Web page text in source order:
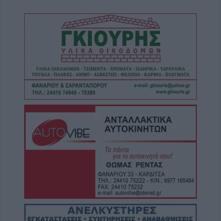
Άνω Λιόσια: Συνελήφθησαν δύο άνδρες για
τον θάνατο 72χρονου που βρέθηκε σε
6 Αυγούστου 2026, 17:50
Την Παρασκευή 7 Αυγούστου η κηδεία του
Αθανάσιου Ταξιάρχη
6 Αυγούστου 2026, 17:46
Πυρκαγιά σε γεωργική έκταση στην Κρήνη
Φαρσάλων – Μεγάλη κινητοποίηση της
Πυροσβεστικής (+Βίντεο)
6 Αυγούστου 2026, 17:36
Δημόσιες Σ.Α.Ε.Κ.: 860 τμήματα και 95
ειδικότητες για το 2026-2027
Την Παρασκευή (7/8) η δεύτερη καταβολή
του βοηθήματος του ΛΑΕ-ΟΠΕΚΑ